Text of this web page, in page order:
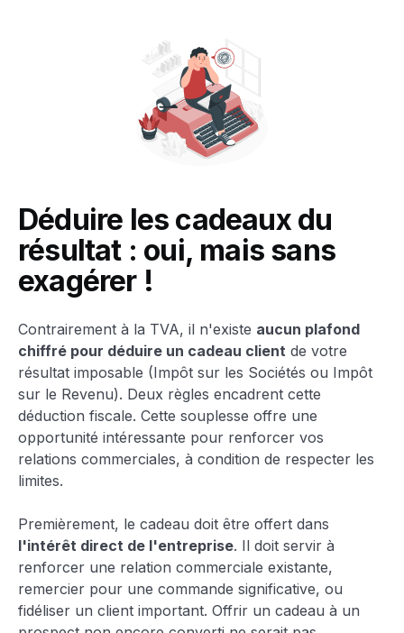
Déduire les cadeaux du
résultat : oui, mais sans
exagérer !
Contrairement à la TVA, il n'existe aucun plafond
chiffré pour déduire un cadeau client de votre
résultat imposable (Impôt sur les Sociétés ou Impôt
sur le Revenu). Deux règles encadrent cette
déduction fiscale. Cette souplesse offre une
opportunité intéressante pour renforcer vos
relations commerciales, à condition de respecter les
limites.
Premièrement, le cadeau doit être offert dans
l'intérêt direct de l'entreprise. Il doit servir à
renforcer une relation commerciale existante,
remercier pour une commande significative, ou
fidéliser un client important. Offrir un cadeau à un